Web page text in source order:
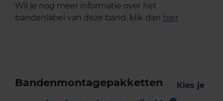
Wil je nog meer informatie over het
bandenlabel van deze band, klik dan hier
Bandenmontagepakketten
Kies je